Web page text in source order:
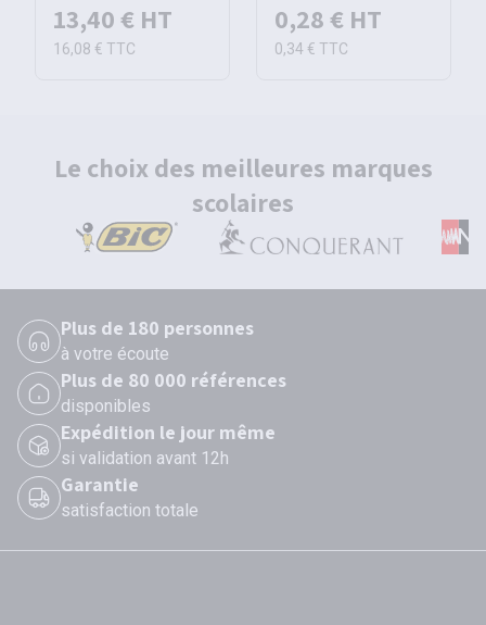
13,40 € HT
16,08 € TTC
0,28 € HT
0,34 € TTC
Le choix des meilleures marques
scolaires
Plus de 180 personnes
à votre écoute
Plus de 80 000 références
disponibles
Expédition le jour même
si validation avant 12h
Garantie
satisfaction totale